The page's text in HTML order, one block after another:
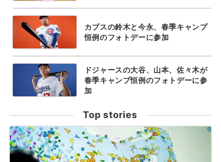
カブスの鈴木と今永、春季キャンプ
恒例のフォトデーに参加
ドジャースの大谷、山本、佐々木が
春季キャンプ恒例のフォトデーに参
加
Top stories